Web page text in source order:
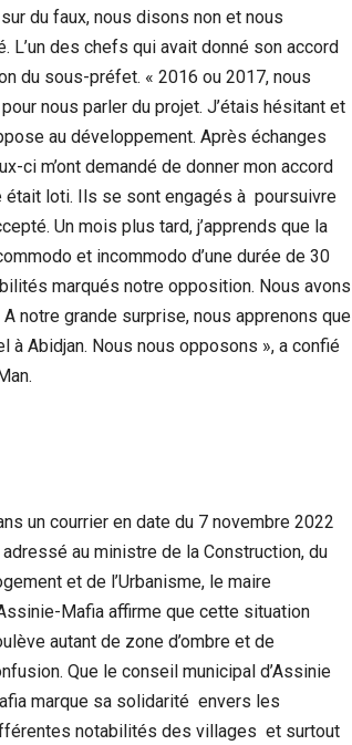
du faux, nous disons non et nous
des chefs qui avait donné son accord
du sous-préfet. « 2016 ou 2017, nous
nous parler du projet. J’étais hésitant et
au développement. Après échanges
ci m’ont demandé de donner mon accord
était loti. Ils se sont engagés à poursuivre
Un mois plus tard, j’apprends que la
et incommodo d’une durée de 30
marqués notre opposition. Nous avons
notre grande surprise, nous apprenons que
à Abidjan. Nous nous opposons », a confié
un courrier en date du 7 novembre 2022
au ministre de la Construction, du
et de l’Urbanisme, le maire
Mafia affirme que cette situation
autant de zone d’ombre et de
Que le conseil municipal d’Assinie
marque sa solidarité envers les
notabilités des villages et surtout